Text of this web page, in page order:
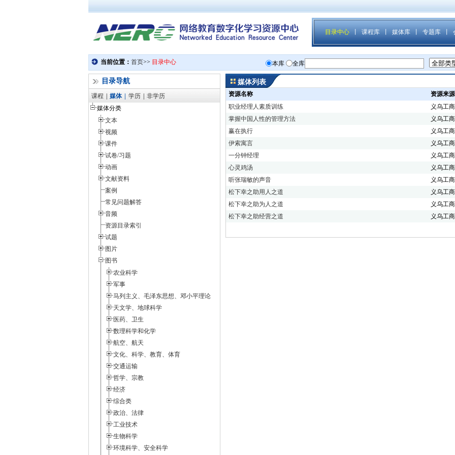
目录导航
课程 媒体 学历
非学历
媒体分类
文本
视频
课件
试卷/习题
动画
文献资料
案例
常见问题解答
音频
资源目录索引
试题
图片
图书
农业科学
军事
马列主义、毛泽东思想、邓小平理论
天文学、地球科学
医药、卫生
数理科学和化学
航空、航天
文化、科学、教育、体育
交通运输
哲学、宗教
经济
综合类
政治、法律
工业技术
生物科学
环境科学、安全科学
媒体列表
资源名称
资源来源
职业经理人素质训练
义乌工
掌握中国人性的管理方法
义乌工
赢在执行
义乌工
伊索寓言
义乌工
一分钟经理
义乌工
心灵鸡汤
义乌工
听张瑞敏的声音
义乌工
松下幸之助用人之道
义乌工
松下幸之助为人之道
义乌工
松下幸之助经营之道
义乌工